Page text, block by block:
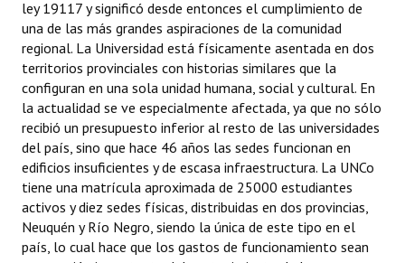
ley 19117 y significó desde entonces el cumplimiento de
una de las más grandes aspiraciones de la comunidad
regional. La Universidad está físicamente asentada en dos
territorios provinciales con historias similares que la
configuran en una sola unidad humana, social y cultural. En
la actualidad se ve especialmente afectada, ya que no sólo
recibió un presupuesto inferior al resto de las universidades
del país, sino que hace 46 años las sedes funcionan en
edificios insuficientes y de escasa infraestructura. La UNCo
tiene una matrícula aproximada de 25000 estudiantes
activos y diez sedes físicas, distribuidas en dos provincias,
Neuquén y Río Negro, siendo la única de este tipo en el
país, lo cual hace que los gastos de funcionamiento sean